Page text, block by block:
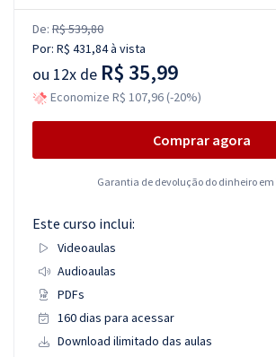
De: R$ 539,80
Por: R$ 431,84à vista
ou 12x de R$ 35,99
Economize R$ 107,96 (-20%)
Comprar agora
Garantia de devolução do dinheiro em
Este curso inclui:
Videoaulas
Audioaulas
PDFs
160 dias para acessar
Download ilimitado das aulas